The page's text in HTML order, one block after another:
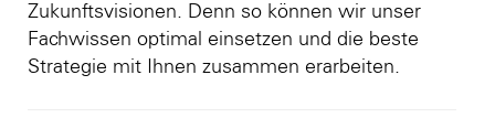
Zukunftsvisionen. Denn so können wir unser
Fachwissen optimal einsetzen und die beste
Strategie mit Ihnen zusammen erarbeiten.